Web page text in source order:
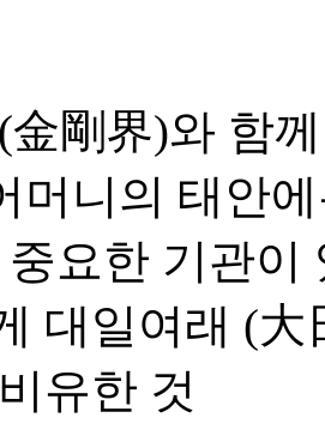
金剛界)와 함
머니의 태안
요한 기관이
대일여래 (
유한 것